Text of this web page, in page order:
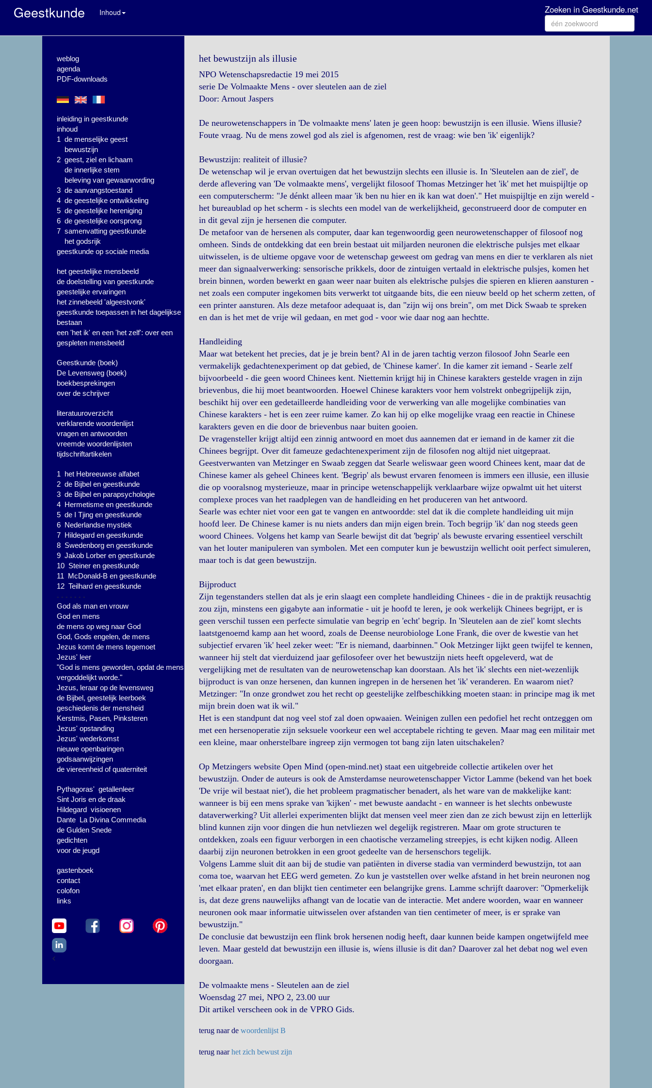
Geestkunde Inhoud Zoeken in Geestkunde.net
weblog
agenda
PDF-downloads
inleiding in geestkunde
inhoud
1 de menselijke geest
bewustzijn
2 geest, ziel en lichaam
de innerlijke stem
beleving van gewaarwording
3 de aanvangstoestand
4 de geestelijke ontwikkeling
5 de geestelijke hereniging
6 de geestelijke oorsprong
7 samenvatting geestkunde
het godsrijk
geestkunde op sociale media
het geestelijke mensbeeld
de doelstelling van geestkunde
geestelijke ervaringen
het zinnebeeld 'algeestvonk'
geestkunde toepassen in het dagelijkse
bestaan
een 'het ik' en een 'het zelf': over een
gespleten mensbeeld
Geestkunde (boek)
De Levensweg (boek)
boekbesprekingen
over de schrijver
literatuuroverzicht
verklarende woordenlijst
vragen en antwoorden
vreemde woordenlijsten
tijdschriftartikelen
1 het Hebreeuwse alfabet
2 de Bijbel en geestkunde
3 de Bijbel en parapsychologie
4 Hermetisme en geestkunde
5 de I Tjing en geestkunde
6 Nederlandse mystiek
7 Hildegard en geestkunde
8 Swedenborg en geestkunde
9 Jakob Lorber en geestkunde
10 Steiner en geestkunde
11 McDonald-B en geestkunde
12 Teilhard en geestkunde
- - - - - - -
God als man en vrouw
God en mens
de mens op weg naar God
God, Gods engelen, de mens
Jezus komt de mens tegemoet
Jezus' leer
"God is mens geworden, opdat de mens
vergoddelijkt worde."
Jezus, leraar op de levensweg
de Bijbel, geestelijk leerboek
geschiedenis der mensheid
Kerstmis, Pasen, Pinksteren
Jezus' opstanding
Jezus' wederkomst
nieuwe openbaringen
godsaanwijzingen
de viereenheid of quaterniteit
Pythagoras' getallenleer
Sint Joris en de draak
Hildegard visioenen
Dante La Divina Commedia
de Gulden Snede
gedichten
voor de jeugd
gastenboek
contact
colofon
links
<
het bewustzijn als illusie
NPO Wetenschapsredactie 19 mei 2015
serie De Volmaakte Mens - over sleutelen aan de ziel
Door: Arnout Jaspers
De neurowetenschappers in 'De volmaakte mens' laten je geen hoop: bewustzijn is een illusie. Wiens illusie?
Foute vraag. Nu de mens zowel god als ziel is afgenomen, rest de vraag: wie ben 'ik' eigenlijk?
Bewustzijn: realiteit of illusie?
De wetenschap wil je ervan overtuigen dat het bewustzijn slechts een illusie is. In 'Sleutelen aan de ziel', de
derde aflevering van 'De volmaakte mens', vergelijkt filosoof Thomas Metzinger het 'ik' met het muispijltje op
een computerscherm: "Je dénkt alleen maar 'ik ben nu hier en ik kan wat doen'." Het muispijltje en zijn wereld -
het bureaublad op het scherm - is slechts een model van de werkelijkheid, geconstrueerd door de computer en
in dit geval zijn je hersenen die computer.
De metafoor van de hersenen als computer, daar kan tegenwoordig geen neurowetenschapper of filosoof nog
omheen. Sinds de ontdekking dat een brein bestaat uit miljarden neuronen die elektrische pulsjes met elkaar
uitwisselen, is de ultieme opgave voor de wetenschap geweest om gedrag van mens en dier te verklaren als niet
meer dan signaalverwerking: sensorische prikkels, door de zintuigen vertaald in elektrische pulsjes, komen het
brein binnen, worden bewerkt en gaan weer naar buiten als elektrische pulsjes die spieren en klieren aansturen -
net zoals een computer ingekomen bits verwerkt tot uitgaande bits, die een nieuw beeld op het scherm zetten, of
een printer aansturen. Als deze metafoor adequaat is, dan "zijn wij ons brein", om met Dick Swaab te spreken
en dan is het met de vrije wil gedaan, en met god - voor wie daar nog aan hechtte.
Handleiding
Maar wat betekent het precies, dat je je brein bent? Al in de jaren tachtig verzon filosoof John Searle een
vermakelijk gedachtenexperiment op dat gebied, de 'Chinese kamer'. In die kamer zit iemand - Searle zelf
bijvoorbeeld - die geen woord Chinees kent. Niettemin krijgt hij in Chinese karakters gestelde vragen in zijn
brievenbus, die hij moet beantwoorden. Hoewel Chinese karakters voor hem volstrekt onbegrijpelijk zijn,
beschikt hij over een gedetailleerde handleiding voor de verwerking van alle mogelijke combinaties van
Chinese karakters - het is een zeer ruime kamer. Zo kan hij op elke mogelijke vraag een reactie in Chinese
karakters geven en die door de brievenbus naar buiten gooien.
De vragensteller krijgt altijd een zinnig antwoord en moet dus aannemen dat er iemand in de kamer zit die
Chinees begrijpt. Over dit fameuze gedachtenexperiment zijn de filosofen nog altijd niet uitgepraat.
Geestverwanten van Metzinger en Swaab zeggen dat Searle weliswaar geen woord Chinees kent, maar dat de
Chinese kamer als geheel Chinees kent. 'Begrip' als bewust ervaren fenomeen is immers een illusie, een illusie
die op vooralsnog mysterieuze, maar in principe wetenschappelijk verklaarbare wijze opwalmt uit het uiterst
complexe proces van het raadplegen van de handleiding en het produceren van het antwoord.
Searle was echter niet voor een gat te vangen en antwoordde: stel dat ik die complete handleiding uit mijn
hoofd leer. De Chinese kamer is nu niets anders dan mijn eigen brein. Toch begrijp 'ik' dan nog steeds geen
woord Chinees. Volgens het kamp van Searle bewijst dit dat 'begrip' als bewuste ervaring essentieel verschilt
van het louter manipuleren van symbolen. Met een computer kun je bewustzijn wellicht ooit perfect simuleren,
maar toch is dat geen bewustzijn.
Bijproduct
Zijn tegenstanders stellen dat als je erin slaagt een complete handleiding Chinees - die in de praktijk reusachtig
zou zijn, minstens een gigabyte aan informatie - uit je hoofd te leren, je ook werkelijk Chinees begrijpt, er is
geen verschil tussen een perfecte simulatie van begrip en 'echt' begrip. In 'Sleutelen aan de ziel' komt slechts
laatstgenoemd kamp aan het woord, zoals de Deense neurobiologe Lone Frank, die over de kwestie van het
subjectief ervaren 'ik' heel zeker weet: "Er is niemand, daarbinnen." Ook Metzinger lijkt geen twijfel te kennen,
wanneer hij stelt dat vierduizend jaar gefilosofeer over het bewustzijn niets heeft opgeleverd, wat de
vergelijking met de resultaten van de neurowetenschap kan doorstaan. Als het 'ik' slechts een niet-wezenlijk
bijproduct is van onze hersenen, dan kunnen ingrepen in de hersenen het 'ik' veranderen. En waarom niet?
Metzinger: "In onze grondwet zou het recht op geestelijke zelfbeschikking moeten staan: in principe mag ik met
mijn brein doen wat ik wil."
Het is een standpunt dat nog veel stof zal doen opwaaien. Weinigen zullen een pedofiel het recht ontzeggen om
met een hersenoperatie zijn seksuele voorkeur een wel acceptabele richting te geven. Maar mag een militair met
een kleine, maar onherstelbare ingreep zijn vermogen tot bang zijn laten uitschakelen?
Op Metzingers website Open Mind (open-mind.net) staat een uitgebreide collectie artikelen over het
bewustzijn. Onder de auteurs is ook de Amsterdamse neurowetenschapper Victor Lamme (bekend van het boek
'De vrije wil bestaat niet'), die het probleem pragmatischer benadert, als het ware van de makkelijke kant:
wanneer is bij een mens sprake van 'kijken' - met bewuste aandacht - en wanneer is het slechts onbewuste
dataverwerking? Uit allerlei experimenten blijkt dat mensen veel meer zien dan ze zich bewust zijn en letterlijk
blind kunnen zijn voor dingen die hun netvliezen wel degelijk registreren. Maar om grote structuren te
ontdekken, zoals een figuur verborgen in een chaotische verzameling streepjes, is echt kijken nodig. Alleen
daarbij zijn neuronen betrokken in een groot gedeelte van de hersenschors tegelijk.
Volgens Lamme sluit dit aan bij de studie van patiënten in diverse stadia van verminderd bewustzijn, tot aan
coma toe, waarvan het EEG werd gemeten. Zo kun je vaststellen over welke afstand in het brein neuronen nog
'met elkaar praten', en dan blijkt tien centimeter een belangrijke grens. Lamme schrijft daarover: "Opmerkelijk
is, dat deze grens nauwelijks afhangt van de locatie van de interactie. Met andere woorden, waar en wanneer
neuronen ook maar informatie uitwisselen over afstanden van tien centimeter of meer, is er sprake van
bewustzijn."
De conclusie dat bewustzijn een flink brok hersenen nodig heeft, daar kunnen beide kampen ongetwijfeld mee
leven. Maar gesteld dat bewustzijn een illusie is, wíens illusie is dit dan? Daarover zal het debat nog wel even
doorgaan.
De volmaakte mens - Sleutelen aan de ziel
Woensdag 27 mei, NPO 2, 23.00 uur
Dit artikel verscheen ook in de VPRO Gids.
terug naar de woordenlijst B
terug naarhet zich bewust zijn